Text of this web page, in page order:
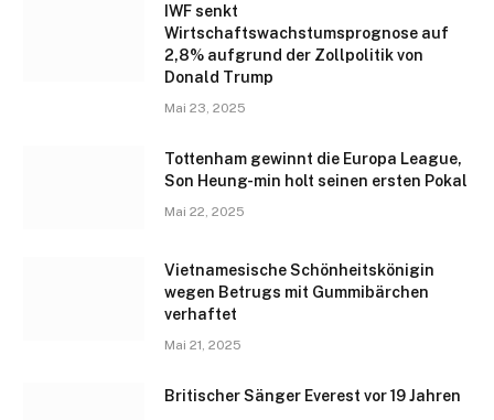
IWF senkt
Wirtschaftswachstumsprognose auf
2,8% aufgrund der Zollpolitik von
Donald Trump
Mai 23, 2025
Tottenham gewinnt die Europa League,
Son Heung-min holt seinen ersten Pokal
Mai 22, 2025
Vietnamesische Schönheitskönigin
wegen Betrugs mit Gummibärchen
verhaftet
Mai 21, 2025
Britischer Sänger Everest vor 19 Jahren